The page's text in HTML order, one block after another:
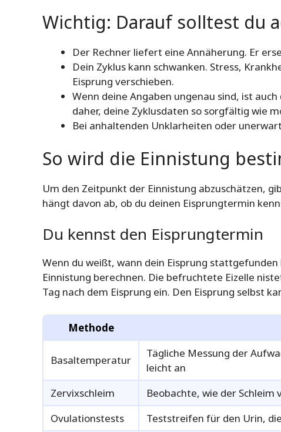
Wichtig: Darauf solltest du
Der Rechner liefert eine Annäherung. Er
Dein Zyklus kann schwanken. Stress,
Eisprung verschieben.
Wenn deine Angaben ungenau sind, ist
daher, deine Zyklusdaten so sorgfältig wie
Bei anhaltenden Unklarheiten oder
So wird die Einnistung
Um den Zeitpunkt der Einnistung abzuschätzen,
hängt davon ab, ob du deinen Eisprungtermin
Du kennst den Eisprungtermin
Wenn du weißt, wann dein Eisprung
Einnistung berechnen. Die befruchtete Eizelle
Tag nach dem Eisprung ein. Den Eisprung selbst
Methode
Basaltemperatur
Tägliche Messung der
leicht an
Zervixschleim
Beobachte, wie der Schleim
Ovulationstests
Teststreifen für den Urin,